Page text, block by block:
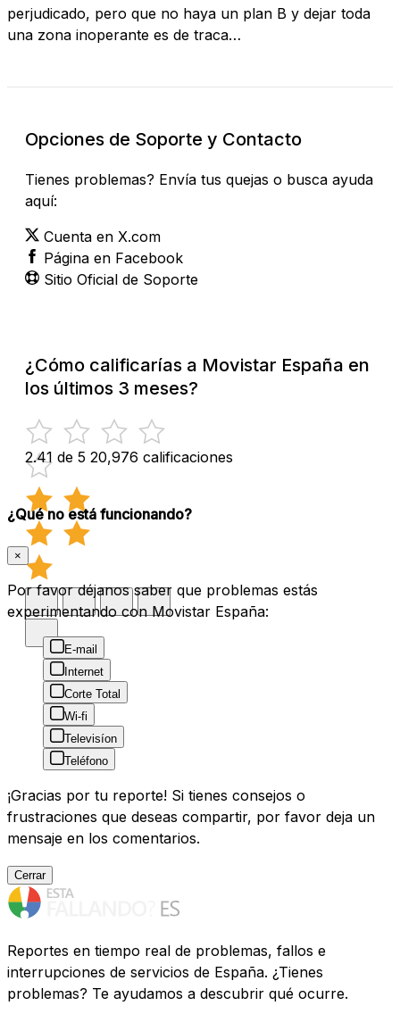
perjudicado, pero que no haya un plan B y dejar toda
una zona inoperante es de traca…
Opciones de Soporte y Contacto
Tienes problemas? Envía tus quejas o busca ayuda
aquí:
Cuenta en X.com
Página en Facebook
Sitio Oficial de Soporte
¿Cómo calificarías a Movistar España en
los últimos 3 meses?
2.41 de 5 20,976 calificaciones
¿Qué no está funcionando?
×
Por favor déjanos saber que problemas estás
experimentando con Movistar España:
E-mail
Internet
Corte Total
Wi-fi
Televisíon
Teléfono
¡Gracias por tu reporte! Si tienes consejos o
frustraciones que deseas compartir, por favor deja un
mensaje en los comentarios.
Cerrar
Reportes en tiempo real de problemas, fallos e
interrupciones de servicios de España. ¿Tienes
problemas? Te ayudamos a descubrir qué ocurre.